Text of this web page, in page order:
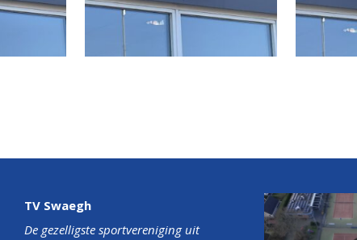
TV Swaegh
De gezelligste sportvereniging uit